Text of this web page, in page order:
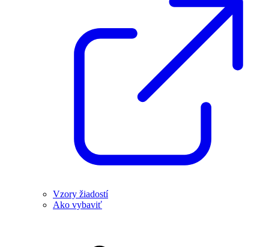
Vzory žiadostí
Ako vybaviť